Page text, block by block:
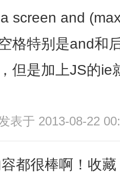
screen and
格特别是and和
但是加上JS的ie
表于 2013-08-22
都很棒啊！收藏